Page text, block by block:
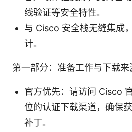
线验证等安全特性。
与 Cisco 安全栈无缝集成
计。
第一部分：准备工作与下载来
官方优先：请访问 Cisco
位的认证下载渠道，确保
补丁。